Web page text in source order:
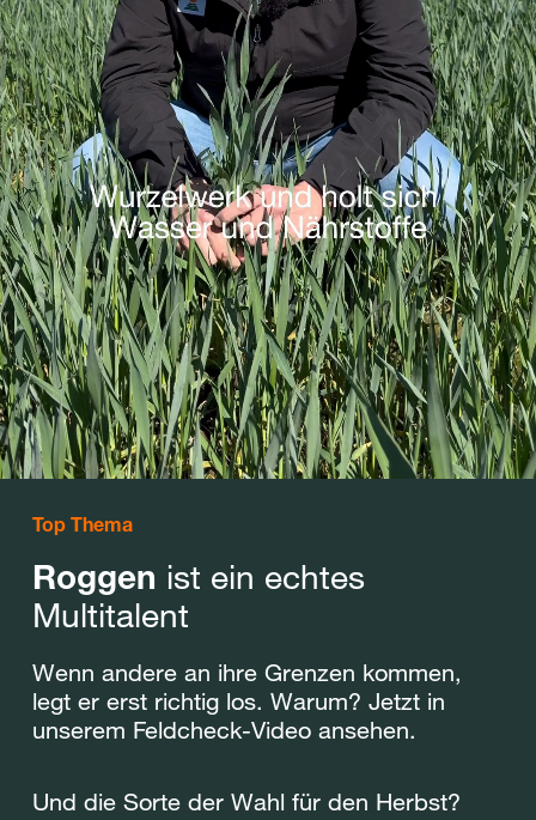
Top Thema
Roggen ist ein echtes
Multitalent
Wenn andere an ihre Grenzen kommen,
legt er erst richtig los. Warum? Jetzt in
unserem Feldcheck-Video ansehen.
Und die Sorte der Wahl für den Herbst?